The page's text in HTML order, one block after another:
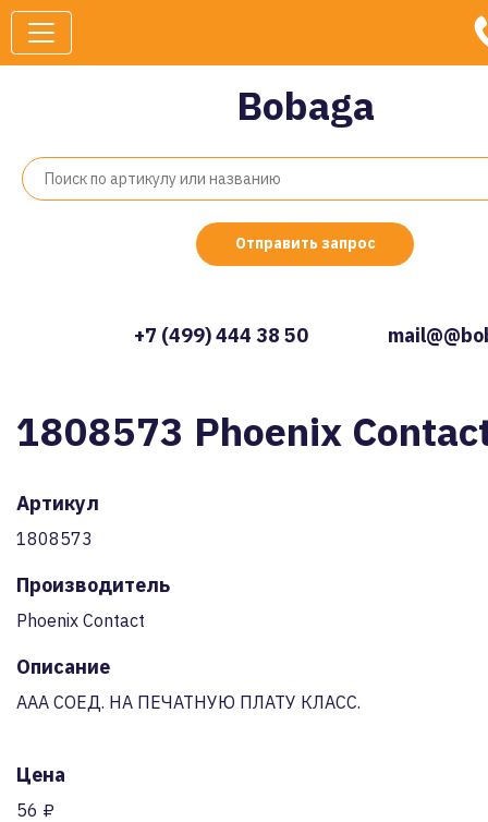
Bobaga
Отправить запрос
+7 (499) 444 38 50
1808573 Phoenix
Артикул
1808573
Производитель
Phoenix Contact
Описание
AAA СОЕД. НА ПЕЧАТНУЮ ПЛАТУ КЛАСС.
Цена
56 ₽